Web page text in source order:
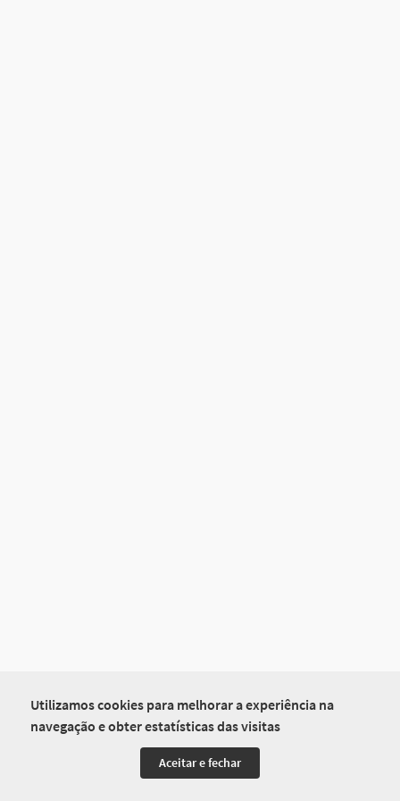
Utilizamos cookies para melhorar a experiência na
navegação e obter estatísticas das visitas
Aceitar e fechar